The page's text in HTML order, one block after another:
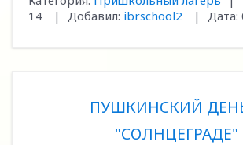
14
| Добавил: ibrschool2 | Дата:
ПУШКИНСКИЙ
"СОЛНЦЕГРАДЕ"